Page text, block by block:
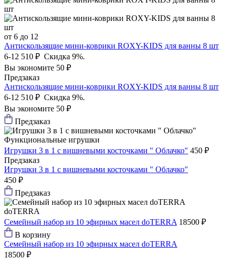
от 6 до 12
Антискользящие мини-коврики ROXY-KIDS для ванны 8 шт
6-12 510 ₽ Скидка 9%.
Вы экономите 50 ₽
Предзаказ
Антискользящие мини-коврики ROXY-KIDS для ванны 8 шт
6-12 510 ₽ Скидка 9%.
Вы экономите 50 ₽
Предзаказ
Функциональные игрушки
Игрушки 3 в 1 с вишневыми косточками " Облачко" 450 ₽
Предзаказ
Игрушки 3 в 1 с вишневыми косточками " Облачко"
450 ₽
Предзаказ
doTERRA
Семейный набор из 10 эфирных масел doTERRA 18500 ₽
В корзину
Семейный набор из 10 эфирных масел doTERRA
18500 ₽